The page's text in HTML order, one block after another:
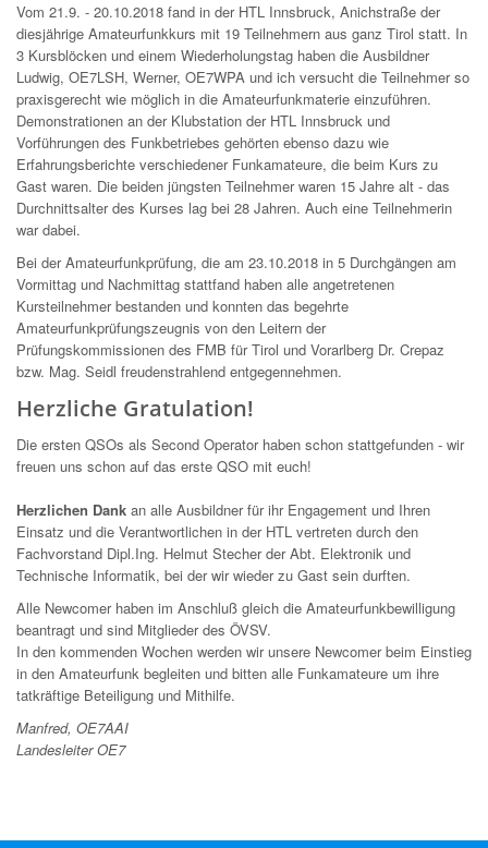
Vom 21.9. - 20.10.2018 fand in der HTL Innsbruck, Anichstraße der
diesjährige Amateurfunkkurs mit 19 Teilnehmern aus ganz Tirol statt. In
3 Kursblöcken und einem Wiederholungstag haben die Ausbildner
Ludwig, OE7LSH, Werner, OE7WPA und ich versucht die Teilnehmer so
praxisgerecht wie möglich in die Amateurfunkmaterie einzuführen.
Demonstrationen an der Klubstation der HTL Innsbruck und
Vorführungen des Funkbetriebes gehörten ebenso dazu wie
Erfahrungsberichte verschiedener Funkamateure, die beim Kurs zu
Gast waren. Die beiden jüngsten Teilnehmer waren 15 Jahre alt - das
Durchnittsalter des Kurses lag bei 28 Jahren. Auch eine Teilnehmerin
war dabei.
Bei der Amateurfunkprüfung, die am 23.10.2018 in 5 Durchgängen am
Vormittag und Nachmittag stattfand haben alle angetretenen
Kursteilnehmer bestanden und konnten das begehrte
Amateurfunkprüfungszeugnis von den Leitern der
Prüfungskommissionen des FMB für Tirol und Vorarlberg Dr. Crepaz
bzw. Mag. Seidl freudenstrahlend entgegennehmen.
Herzliche Gratulation!
Die ersten QSOs als Second Operator haben schon stattgefunden - wir
freuen uns schon auf das erste QSO mit euch!
Herzlichen Dank an alle Ausbildner für ihr Engagement und Ihren
Einsatz und die Verantwortlichen in der HTL vertreten durch den
Fachvorstand Dipl.Ing. Helmut Stecher der Abt. Elektronik und
Technische Informatik, bei der wir wieder zu Gast sein durften.
Alle Newcomer haben im Anschluß gleich die Amateurfunkbewilligung
beantragt und sind Mitglieder des ÖVSV.
In den kommenden Wochen werden wir unsere Newcomer beim Einstieg
in den Amateurfunk begleiten und bitten alle Funkamateure um ihre
tatkräftige Beteiligung und Mithilfe.
Manfred, OE7AAI
Landesleiter OE7